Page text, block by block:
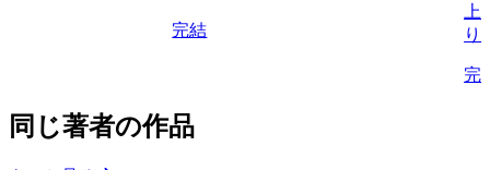
完結
り
完
同じ著者の作品